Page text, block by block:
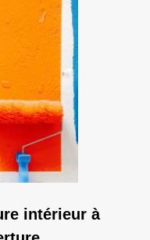
intérieur à